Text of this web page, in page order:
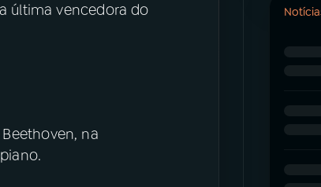
última vencedora do
na